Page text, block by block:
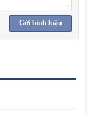
Gửi bình luận